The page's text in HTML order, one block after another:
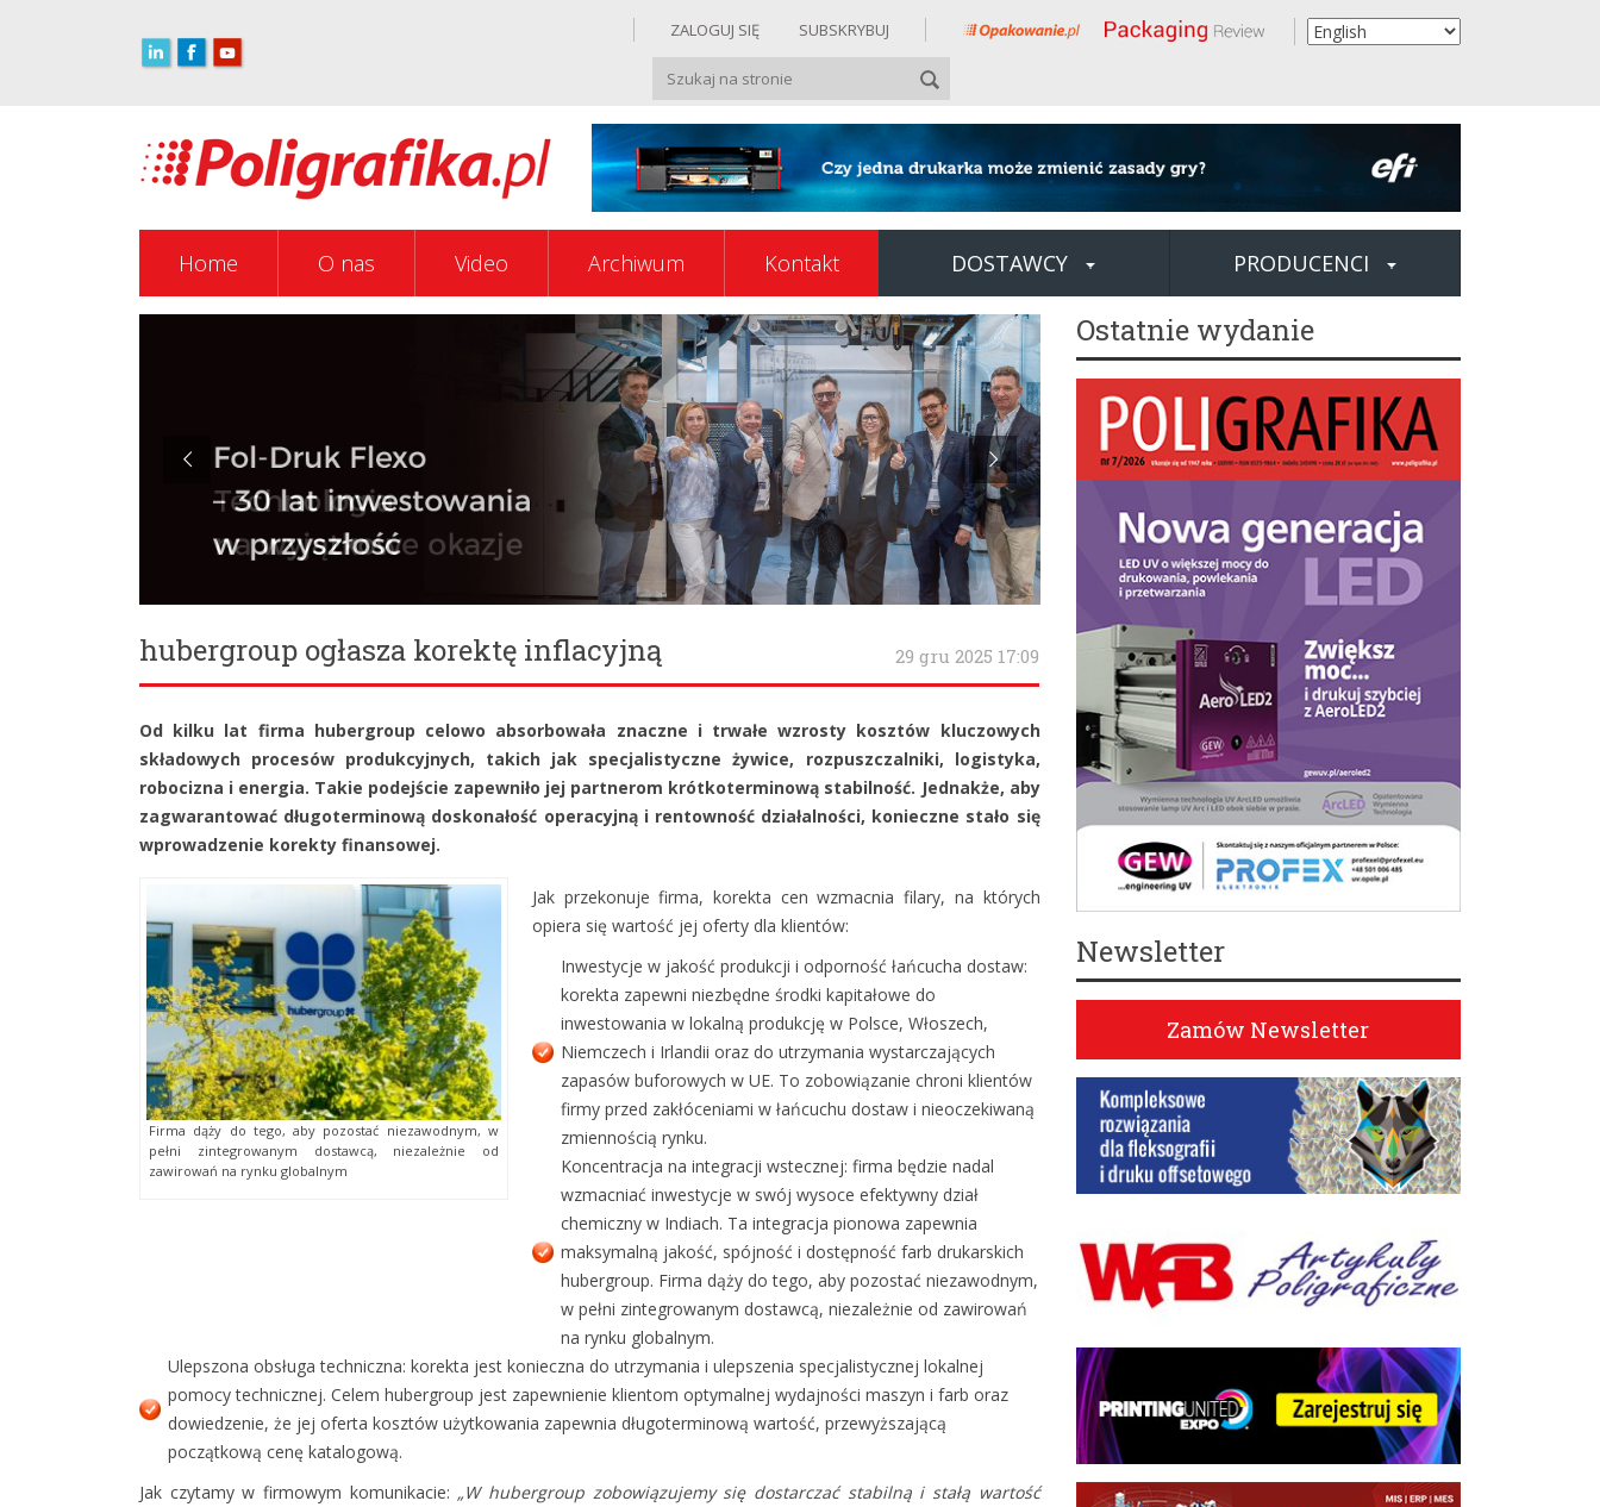
ZALOGUJ SIĘ SUBSKRYBUJ
Home O nas Video Archiwum Kontakt DOSTAWCY PRODUCENCI
hubergroup ogłasza korektę inflacyjną 29 gru 2025 17:09
Od kilku lat firma hubergroup celowo absorbowała znaczne i trwałe wzrosty kosztów kluczowych
składowych procesów produkcyjnych, takich jak specjalistyczne żywice, rozpuszczalniki, logistyka,
robocizna i energia. Takie podejście zapewniło jej partnerom krótkoterminową stabilność. Jednakże, aby
zagwarantować długoterminową doskonałość operacyjną i rentowność działalności, konieczne stało się
wprowadzenie korekty finansowej.
Firma dąży do tego, aby pozostać niezawodnym, w
pełni zintegrowanym dostawcą, niezależnie od
zawirowań na rynku globalnym
Jak przekonuje firma, korekta cen wzmacnia filary, na których
opiera się wartość jej oferty dla klientów:
Inwestycje w jakość produkcji i odporność łańcucha dostaw:
korekta zapewni niezbędne środki kapitałowe do
inwestowania w lokalną produkcję w Polsce, Włoszech,
Niemczech i Irlandii oraz do utrzymania wystarczających
zapasów buforowych w UE. To zobowiązanie chroni klientów
firmy przed zakłóceniami w łańcuchu dostaw i nieoczekiwaną
zmiennością rynku.
Koncentracja na integracji wstecznej: firma będzie nadal
wzmacniać inwestycje w swój wysoce efektywny dział
chemiczny w Indiach. Ta integracja pionowa zapewnia
maksymalną jakość, spójność i dostępność farb drukarskich
hubergroup. Firma dąży do tego, aby pozostać niezawodnym,
w pełni zintegrowanym dostawcą, niezależnie od zawirowań
na rynku globalnym.
Ulepszona obsługa techniczna: korekta jest konieczna do utrzymania i ulepszenia specjalistycznej lokalnej
pomocy technicznej. Celem hubergroup jest zapewnienie klientom optymalnej wydajności maszyn i farb oraz
dowiedzenie, że jej oferta kosztów użytkowania zapewnia długoterminową wartość, przewyższającą
początkową cenę katalogową.
Jak czytamy w firmowym komunikacie: „W hubergroup zobowiązujemy się dostarczać stabilną i stałą wartość
Ostatnie wydanie
Newsletter
Zamów Newsletter